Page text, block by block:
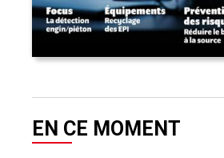
EN CE MOMENT